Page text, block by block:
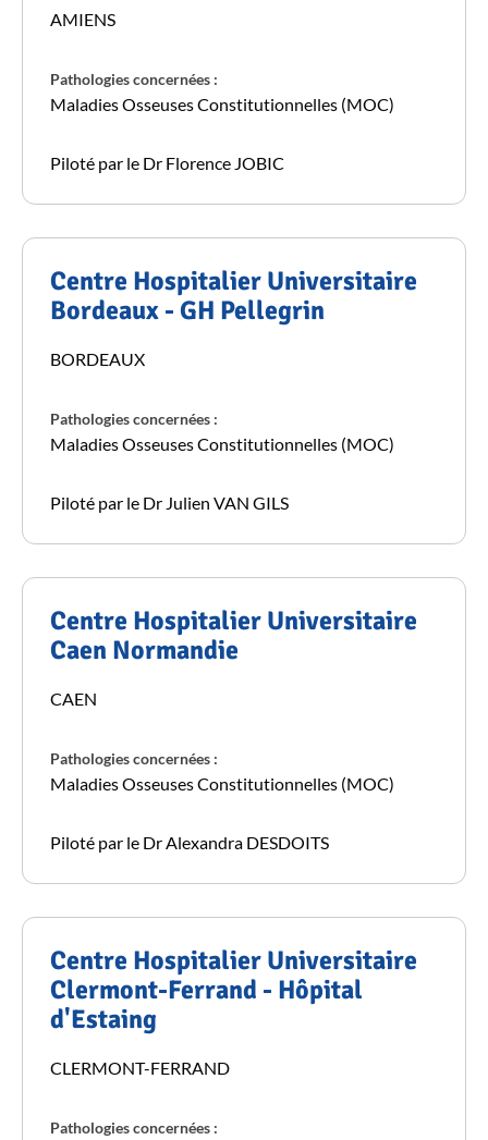
AMIENS
Pathologies concernées :
Maladies Osseuses Constitutionnelles (MOC)
Piloté par le Dr Florence JOBIC
Centre Hospitalier Universitaire
Bordeaux - GH Pellegrin
BORDEAUX
Pathologies concernées :
Maladies Osseuses Constitutionnelles (MOC)
Piloté par le Dr Julien VAN GILS
Centre Hospitalier Universitaire
Caen Normandie
CAEN
Pathologies concernées :
Maladies Osseuses Constitutionnelles (MOC)
Piloté par le Dr Alexandra DESDOITS
Centre Hospitalier Universitaire
Clermont-Ferrand - Hôpital
d'Estaing
CLERMONT-FERRAND
Pathologies concernées :